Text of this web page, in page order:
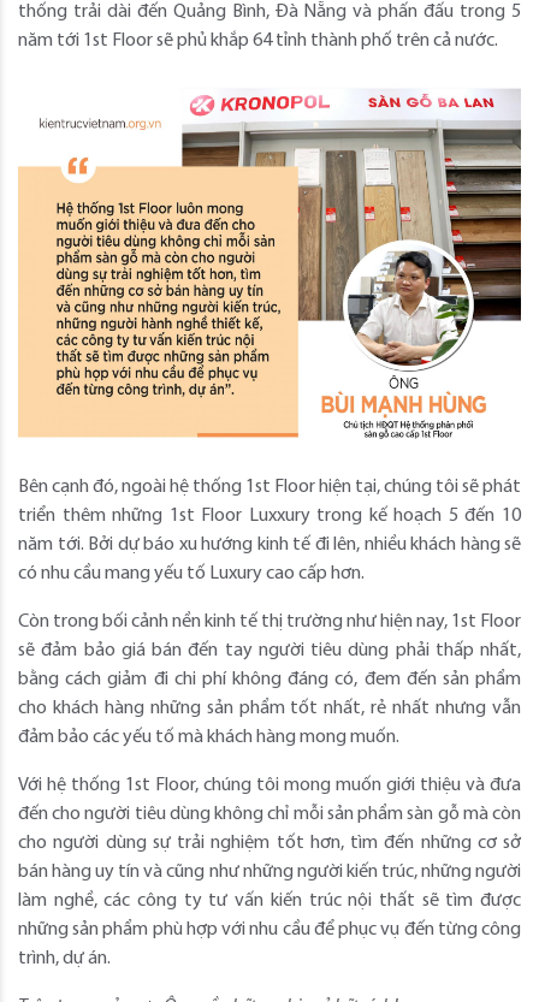
thống trải dài đến Quảng Bình, Đà Nẵng và phấn đấu trong 5
năm tới 1st Floor sẽ phủ khắp 64 tỉnh thành phố trên cả nước.
Bên cạnh đó, ngoài hệ thống 1st Floor hiện tại, chúng tôi sẽ phát
triển thêm những 1st Floor Luxxury trong kế hoạch 5 đến 10
năm tới. Bởi dự báo xu hướng kinh tế đi lên, nhiều khách hàng sẽ
có nhu cầu mang yếu tố Luxury cao cấp hơn.
Còn trong bối cảnh nền kinh tế thị trường như hiện nay, 1st Floor
sẽ đảm bảo giá bán đến tay người tiêu dùng phải thấp nhất,
bằng cách giảm đi chi phí không đáng có, đem đến sản phẩm
cho khách hàng những sản phẩm tốt nhất, rẻ nhất nhưng vẫn
đảm bảo các yếu tố mà khách hàng mong muốn.
Với hệ thống 1st Floor, chúng tôi mong muốn giới thiệu và đưa
đến cho người tiêu dùng không chỉ mỗi sản phẩm sàn gỗ mà còn
cho người dùng sự trải nghiệm tốt hơn, tìm đến những cơ sở
bán hàng uy tín và cũng như những người kiến trúc, những người
làm nghề, các công ty tư vấn kiến trúc nội thất sẽ tìm được
những sản phẩm phù hợp với nhu cầu để phục vụ đến từng công
trình, dự án.